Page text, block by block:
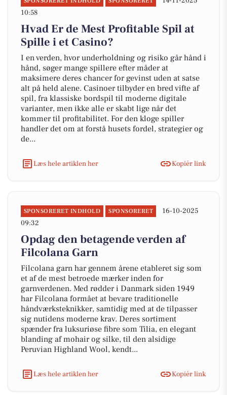
10:58
Hvad Er de Mest Profitable Spil at
Spille i et Casino?
I en verden, hvor underholdning og risiko går hånd i
hånd, søger mange spillere efter måder at
maksimere deres chancer for gevinst uden at satse
alt på held alene. Casinoer tilbyder en bred vifte af
spil, fra klassiske bordspil til moderne digitale
varianter, men ikke alle er skabt lige når det
kommer til profitabilitet. For den kloge spiller
handler det om at forstå husets fordel, strategier og
de...
Læs hele artiklen her Kopiér link
SPONSORERET INDHOLD SPONSORERET
16-10-2025
09:32
Opdag den betagende verden af
Filcolana Garn
Filcolana garn har gennem årene etableret sig som
et af de mest betroede mærker inden for
garnverdenen. Med rødder i Danmark siden 1949
har Filcolana formået at bevare traditionelle
håndværksteknikker, samtidig med at de tilpasser
sig nutidens moderne krav. Deres sortiment
spænder fra luksuriøse fibre som Tilia, en elegant
blanding af mohair og silke, til den alsidige
Peruvian Highland Wool, kendt...
Læs hele artiklen her Kopiér link